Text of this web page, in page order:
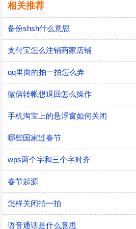
相关推荐
备份shsh什么意思
支付宝怎么注销商家店铺
qq里面的拍一拍怎么弄
微信转帐想退回怎么操作
手机淘宝上的悬浮窗如何关闭
哪些国家过春节
wps两个字和三个字对齐
春节起源
怎样关闭拍一拍
语音通话是什么意思